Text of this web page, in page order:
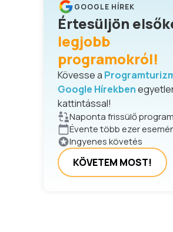
GOOGLE HÍREK
Értesüljön
legjobb
programokról!
Kövesse a
Google Hírekben
kattintással!
Naponta frissülő
Évente több ezer
Ingyenes követés
KÖVETEM MOST!